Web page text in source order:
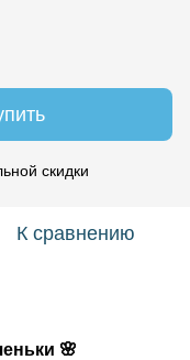
скидки
К сравнению
🌸